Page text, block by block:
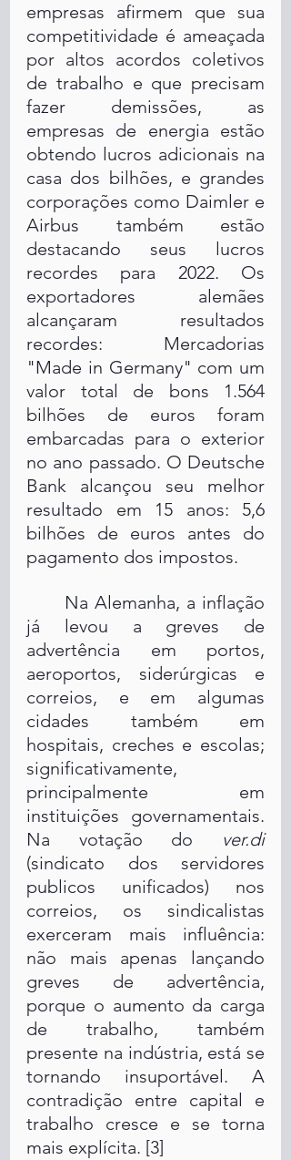
empresas afirmem que sua
competitividade é ameaçada
por altos acordos coletivos
de trabalho e que precisam
fazer demissões, as
empresas de energia estão
obtendo lucros adicionais na
casa dos bilhões, e grandes
corporações como Daimler e
Airbus também estão
destacando seus lucros
recordes para 2022. Os
exportadores alemães
alcançaram resultados
recordes: Mercadorias
"Made in Germany" com um
valor total de bons 1.564
bilhões de euros foram
embarcadas para o exterior
no ano passado. O Deutsche
Bank alcançou seu melhor
resultado em 15 anos: 5,6
bilhões de euros antes do
pagamento dos impostos.
já levou a greves de
advertência em portos,
aeroportos, siderúrgicas e
correios, e em algumas
cidades também em
hospitais, creches e escolas;
significativamente,
principalmente em
instituições governamentais.
Na votação do ver.di
(sindicato dos servidores
publicos unificados) nos
correios, os sindicalistas
exerceram mais influência:
não mais apenas lançando
greves de advertência,
porque o aumento da carga
de trabalho, também
presente na indústria, está se
tornando insuportável. A
contradição entre capital e
trabalho cresce e se torna
mais explícita. [3]